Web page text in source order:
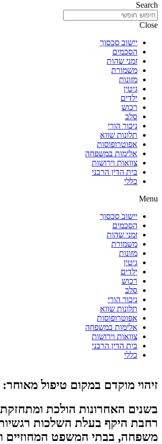
Search
Close
יישוב סכסוך
הסכמים
זמני שהות
משמורת
מזונות
גיטין
ילדים
רכוש
סלב
ניכור הורי
תלונות שווא
אפוטרופוסות
אלימות במשפחה
צוואות וירושות
בית הדין הרבני
כללי
Menu
יישוב סכסוך
הסכמים
זמני שהות
משמורת
מזונות
גיטין
ילדים
רכוש
סלב
ניכור הורי
תלונות שווא
אפוטרופוסות
אלימות במשפחה
צוואות וירושות
בית הדין הרבני
כללי
זיהוי מוקדם במקום טיפול
בשנים האחרונות הולכת
רחבת היקף בעלת השלכות רגשיות
משפחה, בבתי המשפט המחוזיים